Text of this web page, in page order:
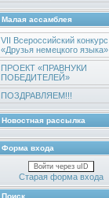
Малая ассамблея
VII Всероссийский конкурс
«Друзья немецкого языка»
ПРОЕКТ «ПРАВНУКИ
ПОБЕДИТЕЛЕЙ»
ПОЗДРАВЛЯЕМ!!!
Новостная рассылка
Форма входа
Войти через uID
Старая форма входа
Поиск